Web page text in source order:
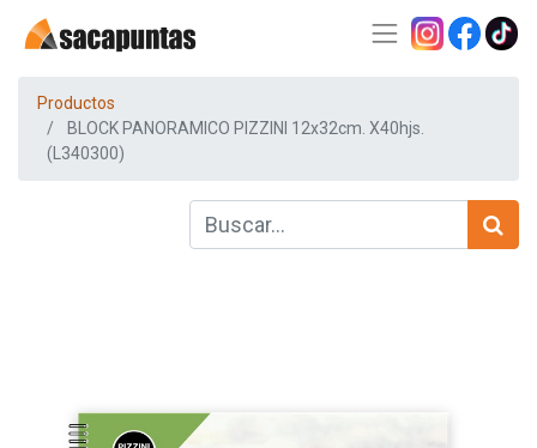
Productos
BLOCK PANORAMICO PIZZINI 12x32cm. X40hjs.
(L340300)